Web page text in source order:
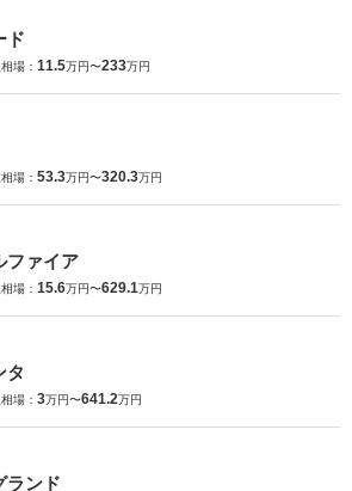
ド
場： 11.5万円〜233万円
場： 53.3万円〜320.3万円
ファイア
場： 15.6万円〜629.1万円
タ
場： 3万円〜641.2万円
ランド